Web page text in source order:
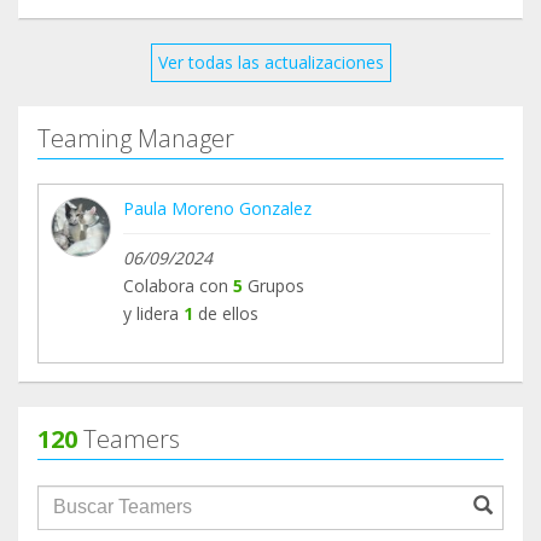
Ver todas las actualizaciones
Teaming Manager
Paula Moreno Gonzalez
06/09/2024
Colabora con 5 Grupos
y lidera 1 de ellos
120Teamers
groupProfile.searchForm.search.text???